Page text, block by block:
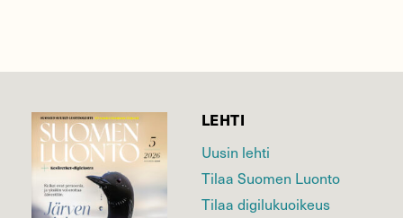
LEHTI
Uusin lehti
Tilaa Suomen Luonto
Tilaa digilukuoikeus